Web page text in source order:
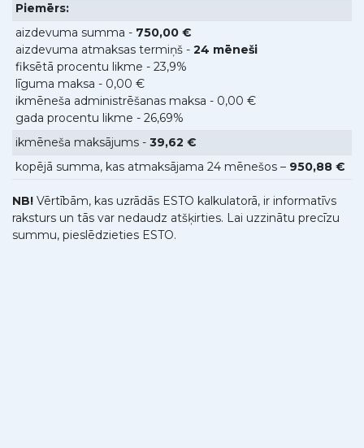
Piemērs:
aizdevuma summa - 750,00 €
aizdevuma atmaksas termiņš - 24 mēneši
fiksētā procentu likme - 23,9%
līguma maksa - 0,00 €
ikmēneša administrēšanas maksa - 0,00 €
gada procentu likme - 26,69%
ikmēneša maksājums - 39,62 €
kopējā summa, kas atmaksājama 24 mēnešos – 950,88 €
NB! Vērtībām, kas uzrādās ESTO kalkulatorā, ir informatīvs
raksturs un tās var nedaudz atšķirties. Lai uzzinātu precīzu
summu, pieslēdzieties ESTO.